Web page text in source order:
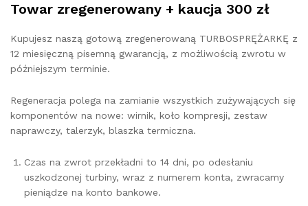
Towar zregenerowany + kaucja 300 zł
Kupujesz naszą gotową zregenerowaną TURBOSPRĘŻARKĘ z
12 miesięczną pisemną gwarancją, z możliwością zwrotu w
późniejszym terminie.
Regeneracja polega na zamianie wszystkich zużywających się
komponentów na nowe: wirnik, koło kompresji, zestaw
naprawczy, talerzyk, blaszka termiczna.
Czas na zwrot przekładni to 14 dni, po odesłaniu
uszkodzonej turbiny, wraz z numerem konta, zwracamy
pieniądze na konto bankowe.